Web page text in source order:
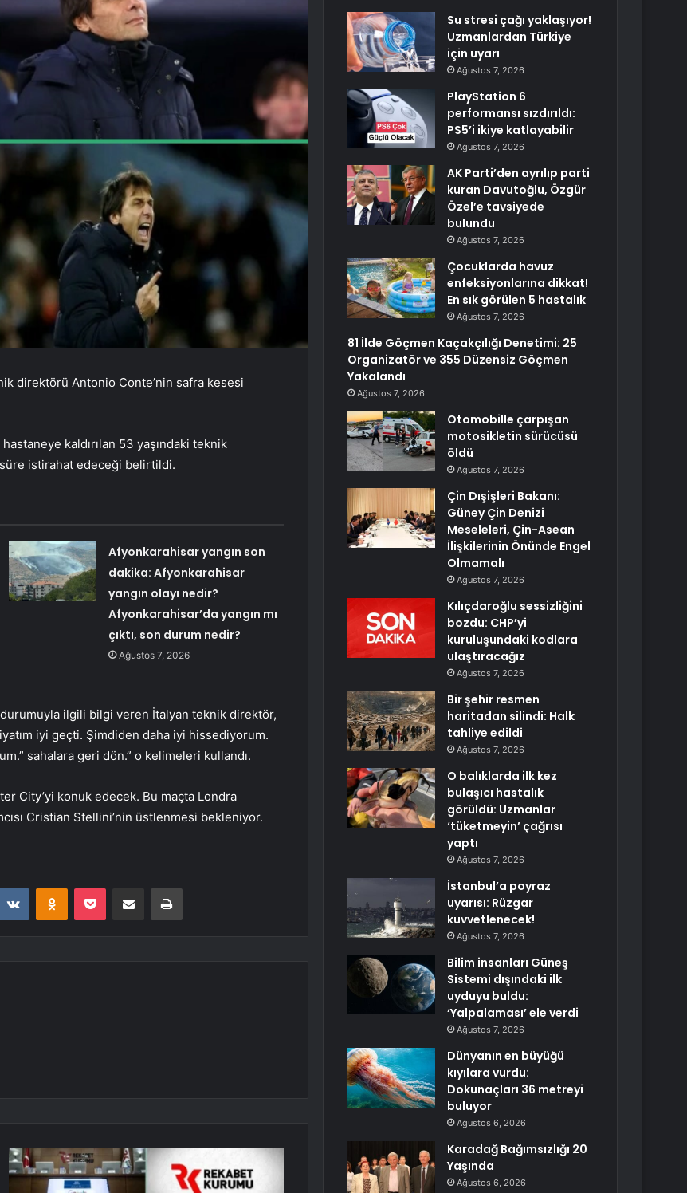
direktörü Antonio Conte’nin safra kesesi
kaldırılan 53 yaşındaki teknik
istirahat edeceği belirtildi.
Afyonkarahisar yangın son
dakika: Afyonkarahisar
yangın olayı nedir?
Afyonkarahisar’da yangın mı
çıktı, son durum nedir?
Ağustos 7, 2026
durumuyla ilgili bilgi veren İtalyan teknik direktör,
iyi geçti. Şimdiden daha iyi hissediyorum.
sahalara geri dön.” o kelimeleri kullandı.
City’yi konuk edecek. Bu maçta Londra
Cristian Stellini’nin üstlenmesi bekleniyor.
VKontakteOdnoklassniki
Pocket E-Posta ile paylaş Yazdır
Su stresi çağı yaklaşıyor!
Uzmanlardan Türkiye
için uyarı
Ağustos 7, 2026
PlayStation 6
performansı sızdırıldı:
PS5’i ikiye katlayabilir
Ağustos 7, 2026
AK Parti’den ayrılıp parti
kuran Davutoğlu, Özgür
Özel’e tavsiyede
bulundu
Ağustos 7, 2026
Çocuklarda havuz
enfeksiyonlarına dikkat!
En sık görülen 5 hastalık
Ağustos 7, 2026
81 İlde Göçmen Kaçakçılığı Denetimi: 25
Organizatör ve 355 Düzensiz Göçmen
Yakalandı
Ağustos 7, 2026
Otomobille çarpışan
motosikletin sürücüsü
öldü
Ağustos 7, 2026
Çin Dışişleri Bakanı:
Güney Çin Denizi
Meseleleri, Çin-Asean
İlişkilerinin Önünde Engel
Olmamalı
Ağustos 7, 2026
Kılıçdaroğlu sessizliğini
bozdu: CHP’yi
kuruluşundaki kodlara
ulaştıracağız
Ağustos 7, 2026
Bir şehir resmen
haritadan silindi: Halk
tahliye edildi
Ağustos 7, 2026
O balıklarda ilk kez
bulaşıcı hastalık
görüldü: Uzmanlar
‘tüketmeyin’ çağrısı
yaptı
Ağustos 7, 2026
İstanbul’a poyraz
uyarısı: Rüzgar
kuvvetlenecek!
Ağustos 7, 2026
Bilim insanları Güneş
Sistemi dışındaki ilk
uyduyu buldu:
‘Yalpalaması’ ele verdi
Ağustos 7, 2026
Dünyanın en büyüğü
kıyılara vurdu:
Dokunaçları 36 metreyi
buluyor
Ağustos 6, 2026
Karadağ Bağımsızlığı 20
Yaşında
Ağustos 6, 2026